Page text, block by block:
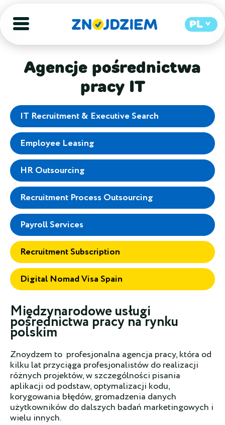
PL
Agencje pośrednictwa
pracy IT
IT Recruitment & Executive Search
Employee Leasing
HR Outsourcing
Recruitment Process Outsourcing
Payroll Services
Recruitment Subscription
Digital Nomad Visa Spain
Międzynarodowe usługi
pośrednictwa pracy na rynku
polskim
Znoydzem to profesjonalna agencja pracy, która od
kilku lat przyciąga profesjonalistów do realizacji
różnych projektów, w szczególności pisania
aplikacji od podstaw, optymalizacji kodu,
korygowania błędów, gromadzenia danych
użytkowników do dalszych badań marketingowych i
wielu innych.